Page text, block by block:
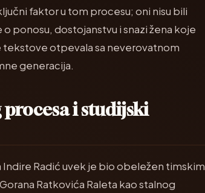
faktor u tom procesu; oni nisu bili
ponosu, dostojanstvu i snazi žena koje
tekstove otpevala sa neverovatnom
generacija.
i studijski
Radić uvek je bio obeležen timskim
Ratkovića Raleta kao stalnog